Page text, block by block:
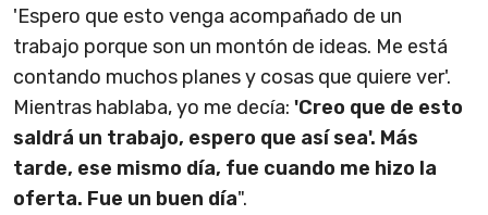
'Espero que esto venga acompañado de un
trabajo porque son un montón de ideas. Me está
contando muchos planes y cosas que quiere ver'.
Mientras hablaba, yo me decía: 'Creo que de esto
saldrá un trabajo, espero que así sea'. Más
tarde, ese mismo día, fue cuando me hizo la
oferta. Fue un buen día".